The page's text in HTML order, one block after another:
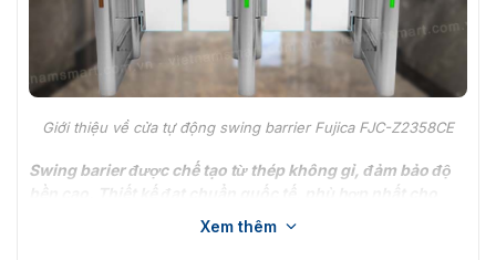
Giới thiệu về cửa tự động swing barrier Fujica FJC-Z2358CE
Swing barierđược chế tạo từ thép không gỉ, đảm bảo độ
môi trường trong nhà hoặc có mái che.
Xem thêm